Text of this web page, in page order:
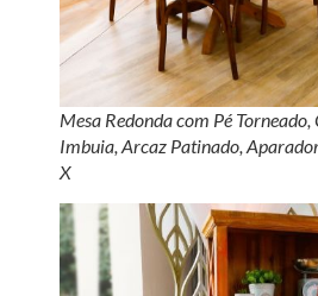
Mesa Redonda com Pé Torneado,
Imbuia, Arcaz Patinado,
X